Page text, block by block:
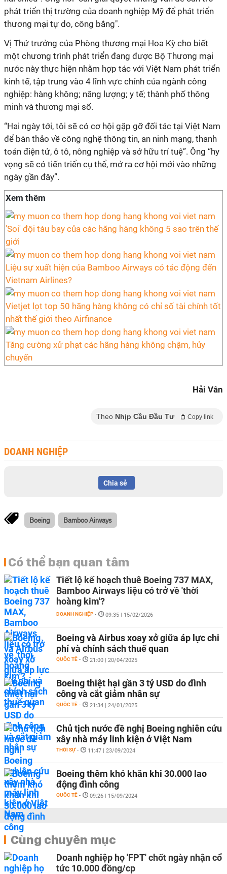
phát triển thị trường của doanh nghiệp Mỹ để phát triển
thương mại tự do, công bằng".
Vị Thứ trưởng của Phòng thương mại Hoa Kỳ cho biết
một chương trình phát triển đang được Bộ Thương mại
nước này thực hiện nhằm hợp tác với Việt Nam phát triển
kinh tế, tập trung vào 4 lĩnh vực chính của ngành công
nghiệp: hàng không; năng lượng; y tế; thành phố thông
minh và thương mại số.
“Hai ngày tới, tôi sẽ có cơ hội gặp gỡ đối tác tại Việt Nam
để bàn thảo về công nghệ thông tin, an ninh mạng, thanh
toán điện tử, ô tô, nông nghiệp và sở hữu trí tuệ”. Ông “hy
vọng sẽ có tiến triển cụ thể, mở ra cơ hội mới vào những
ngày gần đây”.
Xem thêm
'Soi' đội tàu bay của các hãng hàng không 5 sao trên thế
giới
Liệu sự xuất hiện của Bamboo Airways có tác động đến
Vietnam Airlines?
Vietjet lọt top 50 hãng hàng không có chỉ số tài chính tốt
nhất thế giới theo Airfinance
Tăng cường xử phạt các hãng hàng không chậm, hủy
chuyến
Hải Vân
Theo Nhịp Cầu Đầu Tư Copy link
DOANH NGHIỆP
Chia sẻ
Boeing Bamboo Airways
Có thể bạn quan tâm
Tiết lộ kế hoạch thuê Boeing 737 MAX,
Bamboo Airways liệu có trở về 'thời
hoàng kim'?
DOANH NGHIỆP - 09:35 | 15/02/2026
Boeing và Airbus xoay xở giữa áp lực chi
phí và chính sách thuế quan
QUỐC TẾ - 21:00 | 20/04/2025
Boeing thiệt hại gần 3 tỷ USD do đình
công và cắt giảm nhân sự
QUỐC TẾ - 21:34 | 24/01/2025
Chủ tịch nước đề nghị Boeing nghiên cứu
xây nhà máy linh kiện ở Việt Nam
THỜI SỰ - 11:47 | 23/09/2024
Boeing thêm khó khăn khi 30.000 lao
động đình công
QUỐC TẾ - 09:26 | 15/09/2024
Cùng chuyên mục
Doanh nghiệp họ 'FPT' chốt ngày nhận cổ
tức 10.000 đồng/cp